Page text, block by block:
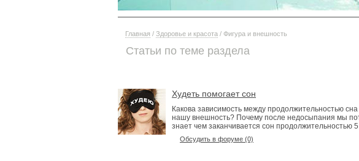
Главная / Здоровье и красота / Фигура и внешность
Статьи по теме раздела
Худеть помогает сон
Какова зависимость между продолжительностью
нашу внешность? Почему после недосыпания мы
знает чем заканчивается сон продолжительностью 5
Обсудить в форуме (0)